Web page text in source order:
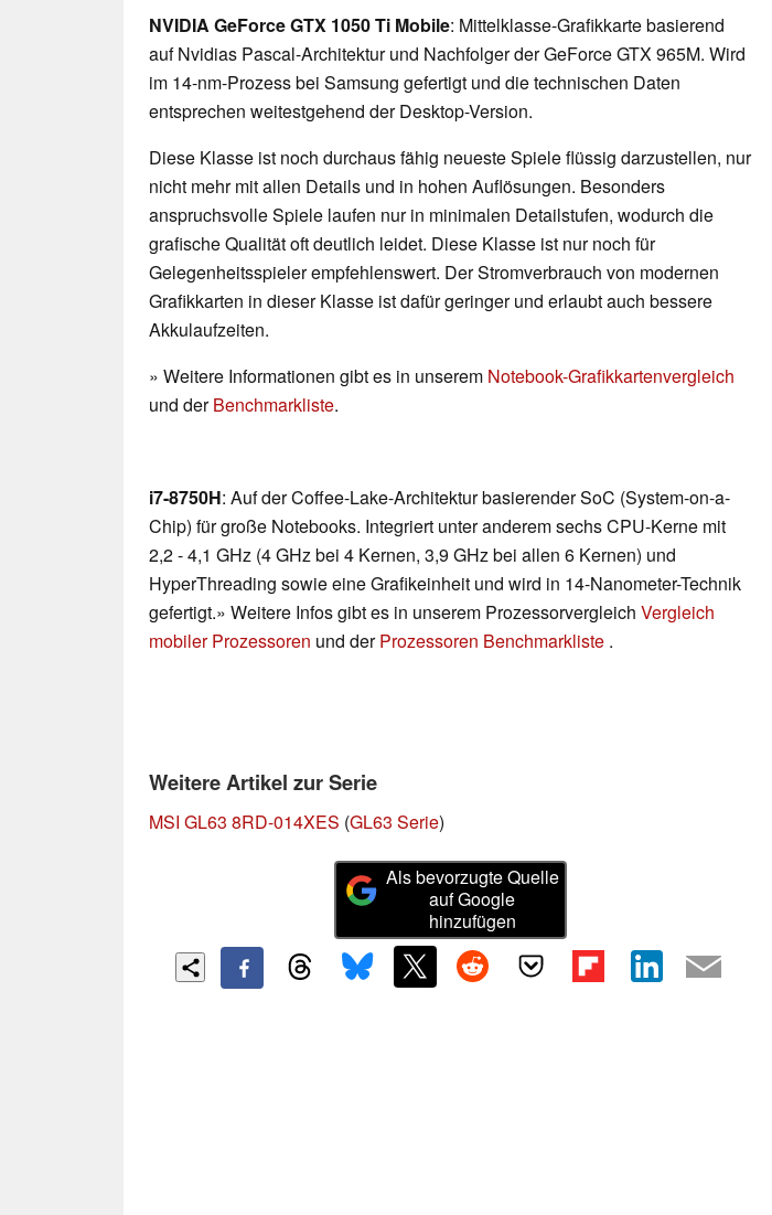
NVIDIA GeForce GTX 1050 Ti Mobile: Mittelklasse-Grafikkarte basierend
auf Nvidias Pascal-Architektur und Nachfolger der GeForce GTX 965M. Wird
im 14-nm-Prozess bei Samsung gefertigt und die technischen Daten
entsprechen weitestgehend der Desktop-Version.
Diese Klasse ist noch durchaus fähig neueste Spiele flüssig darzustellen, nur
nicht mehr mit allen Details und in hohen Auflösungen. Besonders
anspruchsvolle Spiele laufen nur in minimalen Detailstufen, wodurch die
grafische Qualität oft deutlich leidet. Diese Klasse ist nur noch für
Gelegenheitsspieler empfehlenswert. Der Stromverbrauch von modernen
Grafikkarten in dieser Klasse ist dafür geringer und erlaubt auch bessere
Akkulaufzeiten.
» Weitere Informationen gibt es in unserem Notebook-Grafikkartenvergleich
und derBenchmarkliste.
i7-8750H: Auf der Coffee-Lake-Architektur basierender SoC (System-on-a-
Chip) für große Notebooks. Integriert unter anderem sechs CPU-Kerne mit
2,2 - 4,1 GHz (4 GHz bei 4 Kernen, 3,9 GHz bei allen 6 Kernen) und
HyperThreading sowie eine Grafikeinheit und wird in 14-Nanometer-Technik
gefertigt.» Weitere Infos gibt es in unserem Prozessorvergleich Vergleich
mobiler Prozessoren und derProzessoren Benchmarkliste .
Weitere Artikel zur Serie
MSI GL63 8RD-014XES (GL63 Serie)
Als bevorzugte Quelle
auf Google
hinzufügen